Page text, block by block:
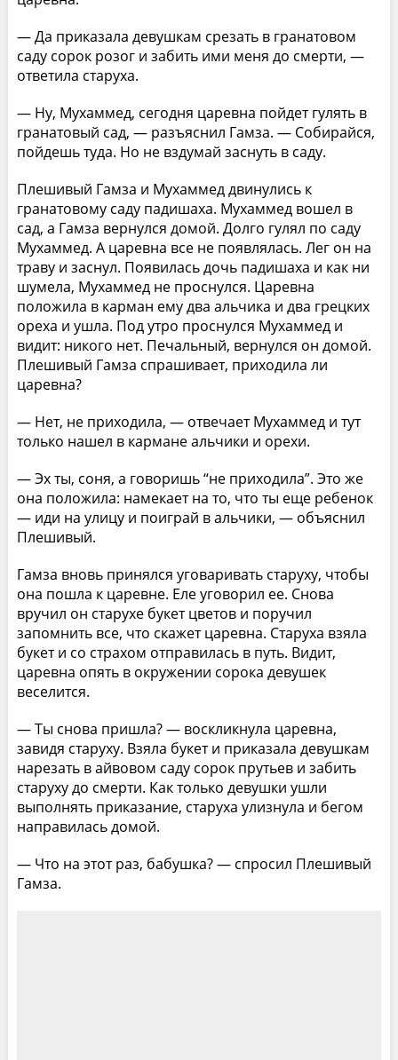
— Да приказала девушкам срезать в гранатовом
саду сорок розог и забить ими меня до смерти, —
ответила старуха.
— Ну, Мухаммед, сегодня царевна пойдет гулять в
гранатовый сад, — разъяснил Гамза. — Собирайся,
пойдешь туда. Но не вздумай заснуть в саду.
Плешивый Гамза и Мухаммед двинулись к
гранатовому саду падишаха. Мухаммед вошел в
сад, а Гамза вернулся домой. Долго гулял по саду
Мухаммед. А царевна все не появлялась. Лег он на
траву и заснул. Появилась дочь падишаха и как ни
шумела, Мухаммед не проснулся. Царевна
положила в карман ему два альчика и два грецких
ореха и ушла. Под утро проснулся Мухаммед и
видит: никого нет. Печальный, вернулся он домой.
Плешивый Гамза спрашивает, приходила ли
царевна?
— Нет, не приходила, — отвечает Мухаммед и тут
только нашел в кармане альчики и орехи.
— Эх ты, соня, а говоришь “не приходила”. Это же
она положила: намекает на то, что ты еще ребенок
— иди на улицу и поиграй в альчики, — объяснил
Плешивый.
Гамза вновь принялся уговаривать старуху, чтобы
она пошла к царевне. Еле уговорил ее. Снова
вручил он старухе букет цветов и поручил
запомнить все, что скажет царевна. Старуха взяла
букет и со страхом отправилась в путь. Видит,
царевна опять в окружении сорока девушек
веселится.
— Ты снова пришла? — воскликнула царевна,
завидя старуху. Взяла букет и приказала девушкам
нарезать в айвовом саду сорок прутьев и забить
старуху до смерти. Как только девушки ушли
выполнять приказание, старуха улизнула и бегом
направилась домой.
— Что на этот раз, бабушка? — спросил Плешивый
Гамза.